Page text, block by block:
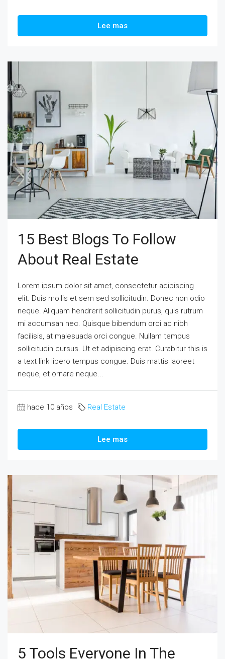
Lee mas
15 Best Blogs To Follow
About Real Estate
Lorem ipsum dolor sit amet, consectetur adipiscing
elit. Duis mollis et sem sed sollicitudin. Donec non odio
neque. Aliquam hendrerit sollicitudin purus, quis rutrum
mi accumsan nec. Quisque bibendum orci ac nibh
facilisis, at malesuada orci congue. Nullam tempus
sollicitudin cursus. Ut et adipiscing erat. Curabitur this is
a text link libero tempus congue. Duis mattis laoreet
neque, et ornare neque...
hace 10 años Real Estate
Lee mas
5 Tools Everyone In The